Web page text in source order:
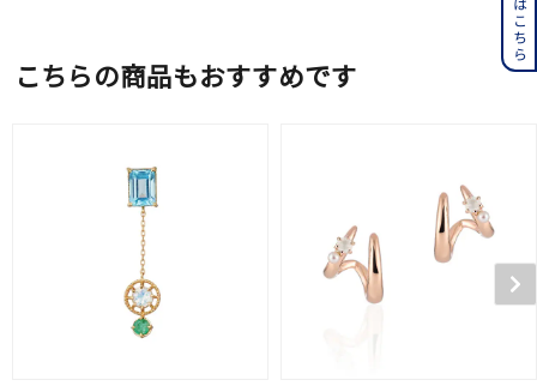
こちらの商品もおすすめです